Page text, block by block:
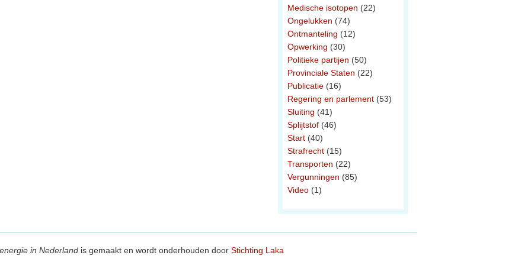
Medische isotopen (22)
Ongelukken (74)
Ontmanteling (12)
Opwerking (30)
Politieke partijen (50)
Provinciale Staten (22)
Publicatie (16)
Regering en parlement (53)
Sluiting (41)
Splijtstof (46)
Start (40)
Strafrecht (15)
Transporten (22)
Vergunningen (85)
Video (1)
in Nederland is gemaakt en wordt onderhouden door Stichting Laka